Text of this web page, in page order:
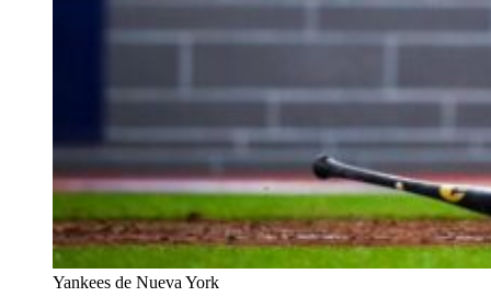
Yankees de Nueva York